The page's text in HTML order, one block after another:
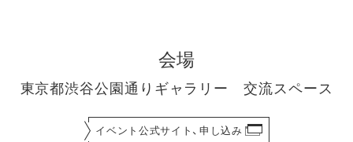
会場
東京都渋谷公園通りギャラリー 交流スペース
イベント公式サイト、申し込み